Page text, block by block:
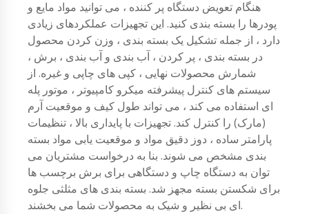
هنگام تعویض دستگاه پر کننده ، می توانید مواد مایع و
پودرها را بسته بندی کنید. این تجهیزات عملکردهای زیادی
دارد ، از جمله تشکیل یک بسته بندی ، وزن کردن محصول
در بسته بندی ، پر کردن ، آب بندی و آب بندی ، برش ،
شمارش محصولات نهایی ، کپی های چاپی و غیره. از
سیستم های کنترل پیشرفته میکرو کامپیوتر ، موتور پله
ای استفاده می کند ، می تواند طول کیف و موقعیت آرم
(مارک) را کنترل کند. تجهیزات با پایداری بالا ، تنظیمات
پارامتر ساده ، دوز دقیق مواد و موقعیت یابی مواد بسته
بندی مشخص می شوند. بنا به درخواست مشتریان می
توان به دستگاه چاپ و دستگاهی برای برش برچسب ها
برای شکستن بسته مجهز شد. بسته بندی های مثلثی جلوه
ای بی نظیر و شیک به محصولات شما می بخشند.